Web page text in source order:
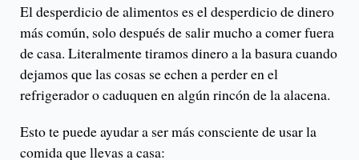
El desperdicio de alimentos es el desperdicio de dinero
más común, solo después de salir mucho a comer fuera
de casa. Literalmente tiramos dinero a la basura cuando
dejamos que las cosas se echen a perder en el
refrigerador o caduquen en algún rincón de la alacena.
Esto te puede ayudar a ser más consciente de usar la
comida que llevas a casa: